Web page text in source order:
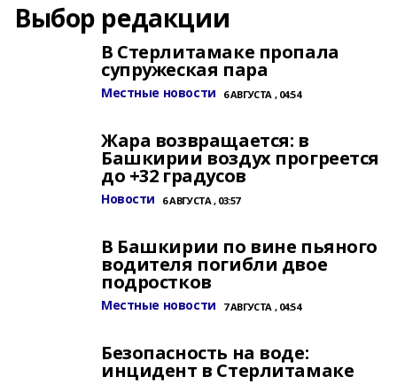
Выбор редакции
В Стерлитамаке пропала
супружеская пара
Местные новости 6 АВГУСТА , 04:54
Жара возвращается: в
Башкирии воздух прогреется
до +32 градусов
Новости 6 АВГУСТА , 03:57
В Башкирии по вине пьяного
водителя погибли двое
подростков
Местные новости 7 АВГУСТА , 04:54
Безопасность на воде:
инцидент в Стерлитамаке